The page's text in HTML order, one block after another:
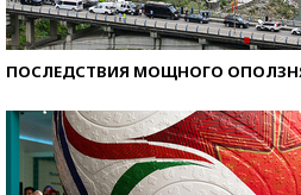
ПОСЛЕДСТВИЯ МОЩНОГО